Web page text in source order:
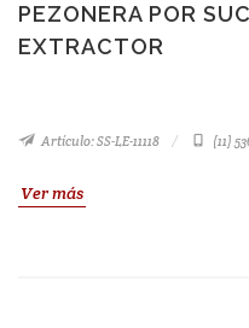
PEZONERA POR
EXTRACTOR
Artículo: SS-LE-11118 (11)
Ver más